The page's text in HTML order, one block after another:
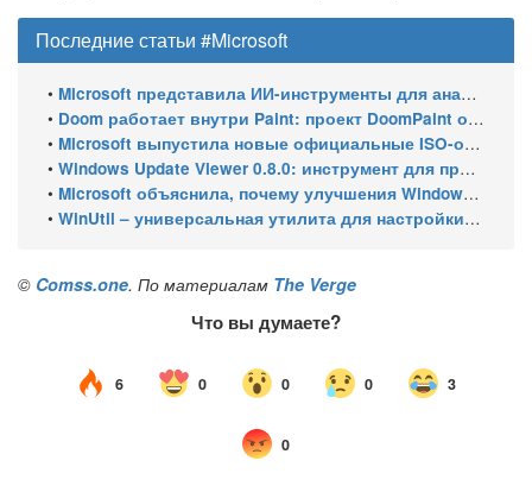
Последние статьи #Microsoft
• Microsoft представила ИИ-инструменты для анализа производительности Windows: ETW MCP и WPA MCP
• Doom работает внутри Paint: проект DoomPaint от технического директора Microsoft Azure
• Microsoft выпустила новые официальные ISO-образы Windows 11 для инсайдеров
• Windows Update Viewer 0.8.0: инструмент для просмотра истории обновлений Windows 11 и Windows 10 получил улучшения
• Microsoft объяснила, почему улучшения Windows 11 выходят так медленно
• WinUtil – универсальная утилита для настройки Windows 11
© Comss.one. По материалам The Verge